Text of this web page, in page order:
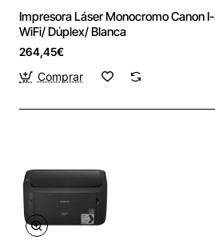
Impresora Láser Monocromo Canon
WiFi/ Dúplex/ Blanca
264,45€
Comprar